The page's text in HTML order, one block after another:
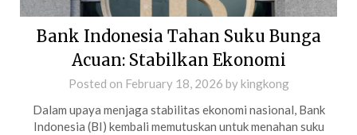
Bank Indonesia Tahan Suku Bunga
Acuan: Stabilkan Ekonomi
Posted on February 18, 2026 bykingkong
Dalam upaya menjaga stabilitas ekonomi nasional, Bank
Indonesia (BI) kembali memutuskan untuk menahan suku